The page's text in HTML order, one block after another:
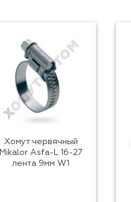
Хомут червячный
Mikalor Asfa-L 16-27
лента 9мм W1